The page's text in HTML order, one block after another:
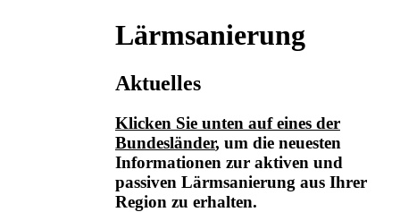
Lärmsanierung
Aktuelles
Klicken Sie unten auf eines der
Bundesländer, um die neuesten
Informationen zur aktiven und
passiven Lärmsanierung aus Ihrer
Region zu erhalten.